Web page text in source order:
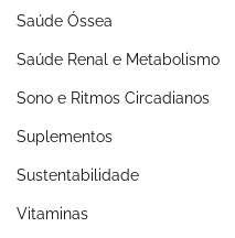
Saúde Óssea
Saúde Renal e Metabolismo
Sono e Ritmos Circadianos
Suplementos
Sustentabilidade
Vitaminas